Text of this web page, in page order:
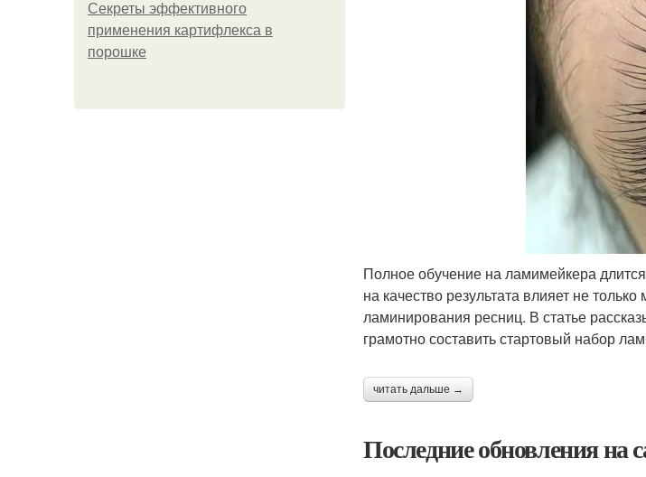
Секреты эффективного
применения картифлекса в
порошке
Полное обучение на ламимейкера
на качество результата влияет не
ламинирования ресниц. В статье
грамотно составить стартовый набор
читать дальше →
Последние обновления на